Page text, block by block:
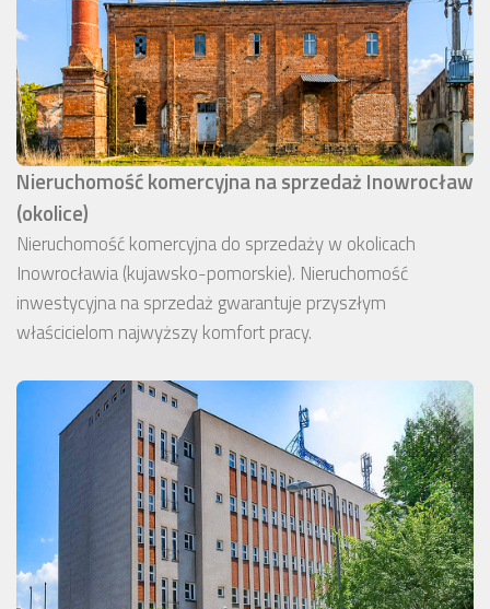
Nieruchomość komercyjna na sprzedaż Inowrocław
(okolice)
Nieruchomość komercyjna do sprzedaży w okolicach
Inowrocławia (kujawsko-pomorskie). Nieruchomość
inwestycyjna na sprzedaż gwarantuje przyszłym
właścicielom najwyższy komfort pracy.